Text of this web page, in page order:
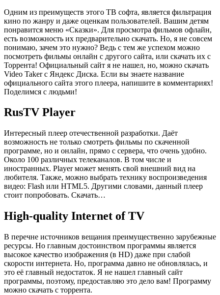
Одним из преимуществ этого ТВ софта, является фильтрация
кино по жанру и даже оценкам пользователей. Вашим детям
понравится меню «Сказки». Для просмотра фильмов офлайн,
есть возможность их предварительно скачать. Но, я не совсем
понимаю, зачем это нужно? Ведь с тем же успехом можно
посмотреть фильмы онлайн с другого сайта, или скачать их с
Торрента! Официальный сайт я не нашел, но, можно скачать
Video Taker с Яндекс Диска. Если вы знаете название
официального сайта этого плеера, напишите в комментариях!
Поделимся с людьми!
RusTV Player
Интересный плеер отечественной разработки. Даёт
возможность не только смотреть фильмы по скаченной
программе, но и онлайн, прямо с сервера, что очень удобно.
Около 100 различных телеканалов. В том числе и
иностранных. Player может менять свой внешний вид на
любителя. Также, можно выбрать технику воспроизведения
видео: Flash или HTML5. Другими словами, данный плеер
стоит попробовать. Скачать…
High-quality Internet of TV
В перечне источников вещания преимущественно зарубежные
ресурсы. Но главным достоинством программы является
высокое качество изображения (в HD) даже при слабой
скорости интернета. Но, программа давно не обновлялась, и
это её главный недостаток. Я не нашел главный сайт
программы, поэтому, предоставляю это дело вам! Программу
можно скачать с торрента.